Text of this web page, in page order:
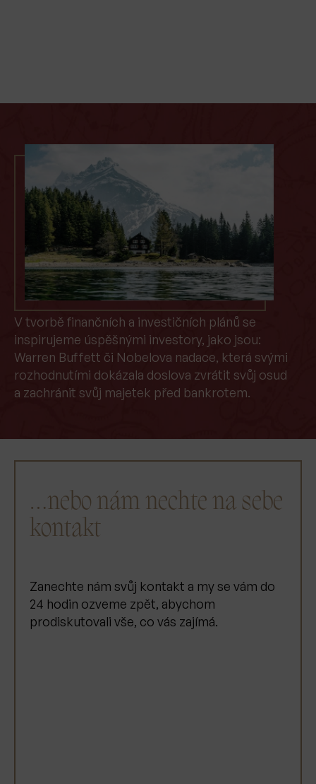
V tvorbě finančních a investičních plánů se
inspirujeme úspěšnými investory, jako jsou:
Warren Buffett či Nobelova nadace, která svými
rozhodnutími dokázala doslova zvrátit svůj osud
a zachránit svůj majetek před bankrotem.
…nebo nám nechte na sebe
kontakt
Zanechte nám svůj kontakt a my se vám do
24 hodin ozveme zpět, abychom
prodiskutovali vše, co vás zajímá.